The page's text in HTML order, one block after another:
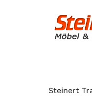
Steinert